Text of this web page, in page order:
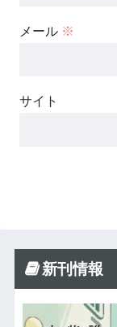
メール ※
サイト
新刊情報